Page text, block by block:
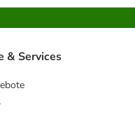
& Services